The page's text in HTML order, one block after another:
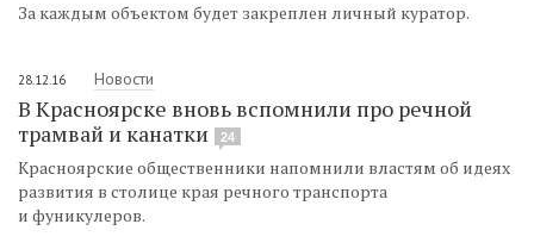
За каждым объектом будет закреплен личный куратор.
28.12.16 Новости
В Красноярске вновь вспомнили про речной
трамвай и канатки
24
Красноярские общественники напомнили властям об идеях
развития в столице края речного транспорта
и фуникулеров.